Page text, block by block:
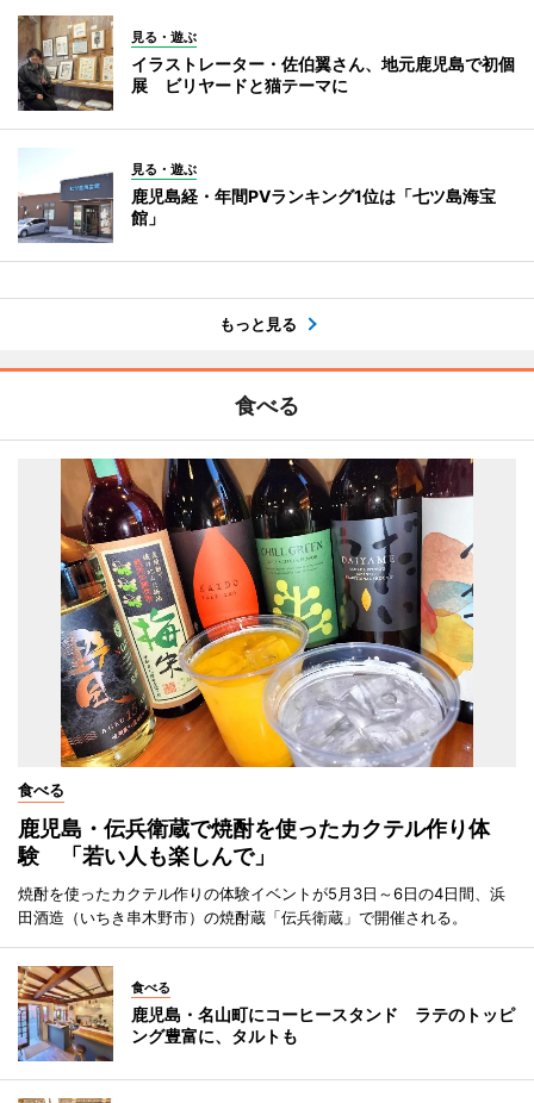
見る・遊ぶ
イラストレーター・佐伯翼さん、地元鹿児島で初個
展 ビリヤードと猫テーマに
見る・遊ぶ
鹿児島経・年間PVランキング1位は「七ツ島海宝
館」
もっと見る
食べる
食べる
鹿児島・伝兵衛蔵で焼酎を使ったカクテル作り体
験 「若い人も楽しんで」
焼酎を使ったカクテル作りの体験イベントが5月3日～6日の4日間、浜
田酒造（いちき串木野市）の焼酎蔵「伝兵衛蔵」で開催される。
食べる
鹿児島・名山町にコーヒースタンド ラテのトッピ
ング豊富に、タルトも